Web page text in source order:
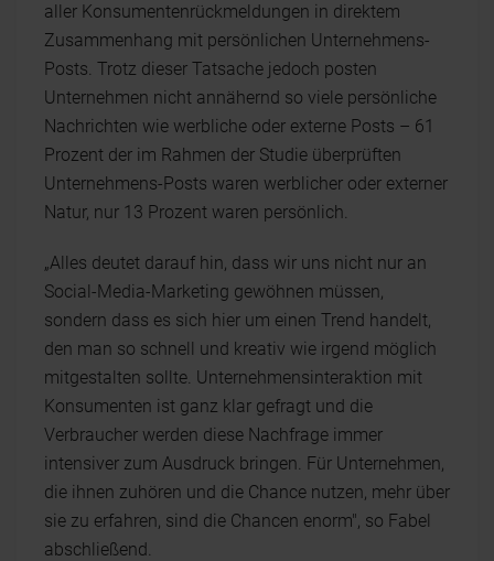
aller Konsumentenrückmeldungen in direktem
Zusammenhang mit persönlichen Unternehmens-
Posts. Trotz dieser Tatsache jedoch posten
Unternehmen nicht annähernd so viele persönliche
Nachrichten wie werbliche oder externe Posts – 61
Prozent der im Rahmen der Studie überprüften
Unternehmens-Posts waren werblicher oder externer
Natur, nur 13 Prozent waren persönlich.
„Alles deutet darauf hin, dass wir uns nicht nur an
Social-Media-Marketing gewöhnen müssen,
sondern dass es sich hier um einen Trend handelt,
den man so schnell und kreativ wie irgend möglich
mitgestalten sollte. Unternehmensinteraktion mit
Konsumenten ist ganz klar gefragt und die
Verbraucher werden diese Nachfrage immer
intensiver zum Ausdruck bringen. Für Unternehmen,
die ihnen zuhören und die Chance nutzen, mehr über
sie zu erfahren, sind die Chancen enorm", so Fabel
abschließend.